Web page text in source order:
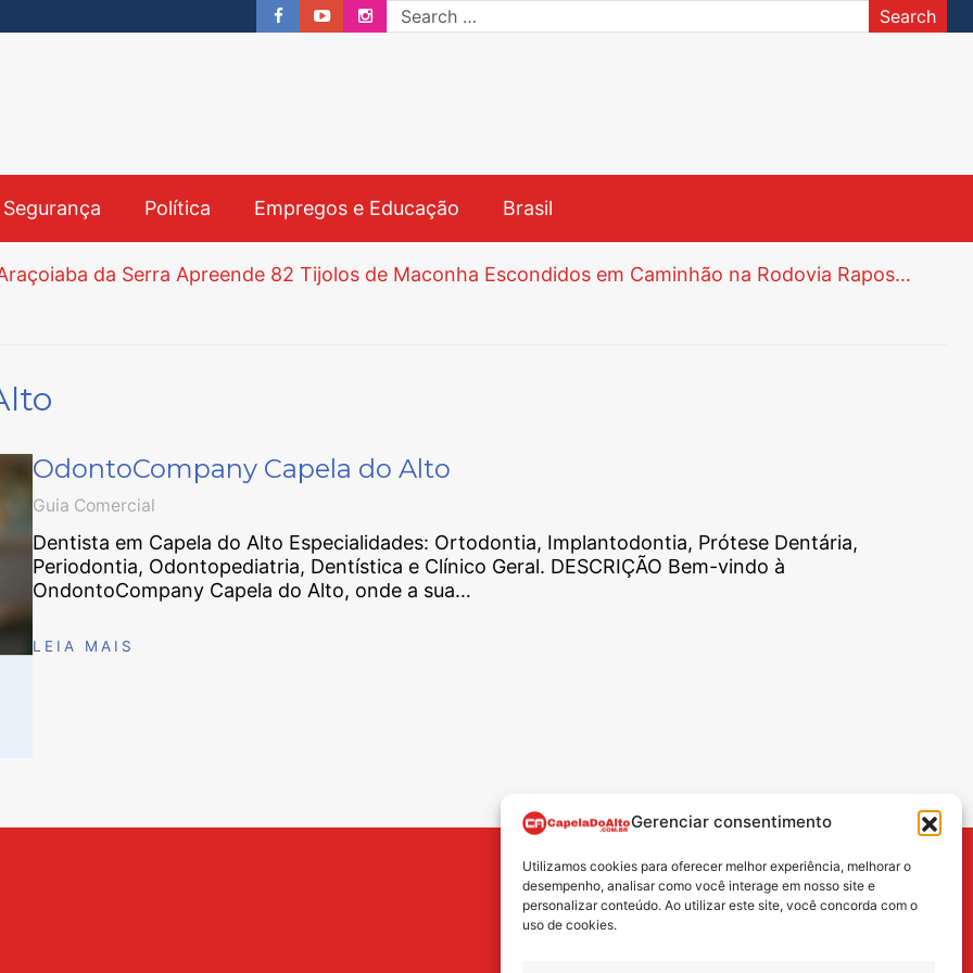
Gerenciar consentimento
Utilizamos cookies para oferecer melhor experiência, melhorar o
desempenho, analisar como você interage em nosso site e
personalizar conteúdo. Ao utilizar este site, você concorda com o
uso de cookies.
Search
Política Empregos e Educação Brasil
Polícia Civil de Araçoiaba da Serra Apreende 82 Tijolos de Maconha Escondidos em Caminhão na Rodovia Raposo Tavares
Processo Seletivo para Agentes Ambientais em São Sebastião e Iperó
OdontoCompany Capela do Alto
Guia Comercial
Dentista em Capela do Alto Especialidades: Ortodontia, Implantodontia, Prótese Dentária,
Periodontia, Odontopediatria, Dentística e Clínico Geral. DESCRIÇÃO Bem-vindo à
OndontoCompany Capela do Alto, onde a sua…
LEIA MAIS
BUSCA